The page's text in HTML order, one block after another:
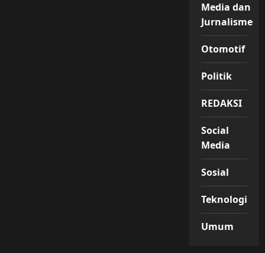
Media dan
Jurnalisme
Otomotif
Politik
REDAKSI
Social
Media
Sosial
Teknologi
Umum